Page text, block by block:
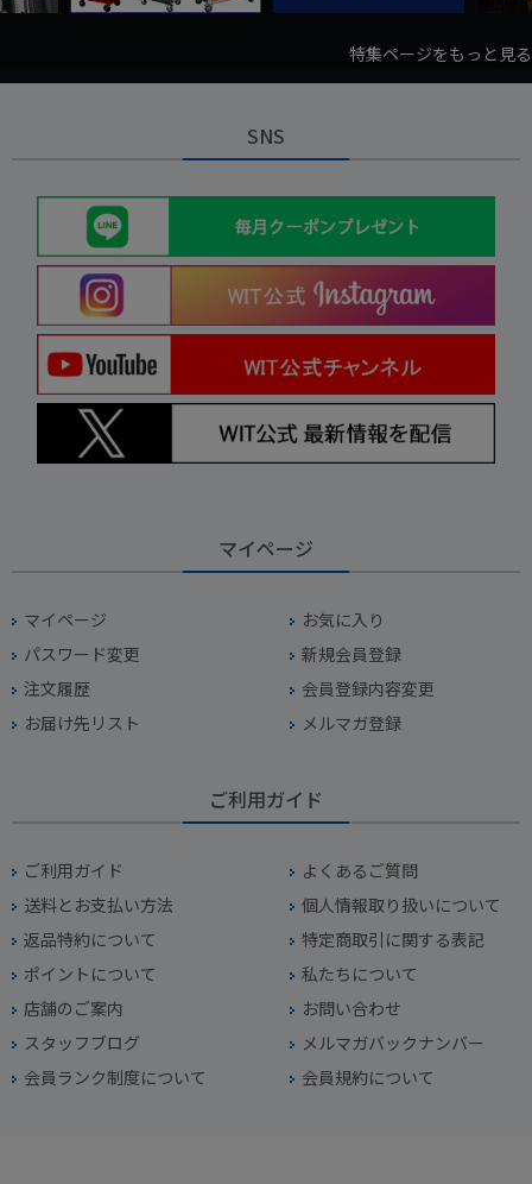
特集ページをもっと見る
SNS
マイページ
マイページ
お気に入り
パスワード変更
新規会員登録
注文履歴
会員登録内容変更
お届け先リスト
メルマガ登録
ご利用ガイド
ご利用ガイド
よくあるご質問
送料とお支払い方法
個人情報取り扱いについて
返品特約について
特定商取引に関する表記
ポイントについて
私たちについて
店舗のご案内
お問い合わせ
スタッフブログ
メルマガバックナンバー
会員ランク制度について
会員規約について